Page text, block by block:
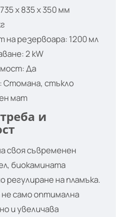
x 835 x 350 мм
на резервоара: 1200 мл
2 kW
Да
Стомана, стъкло
мат
и
своя съвременен
биокамината
регулиране на пламъка.
не само оптимална
и увеличава